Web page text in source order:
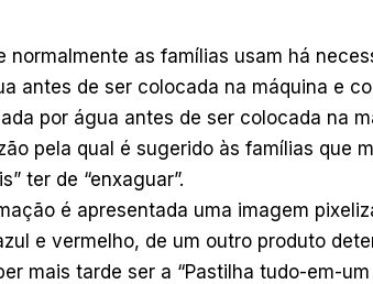
as famílias usam há
antes de ser colocada na máquina e
por água antes de ser colocada na
pela qual é sugerido às famílias que
ter de “enxaguar”.
é apresentada uma imagem
e vermelho, de um outro produto
mais tarde ser a “Pastilha tudo-em-